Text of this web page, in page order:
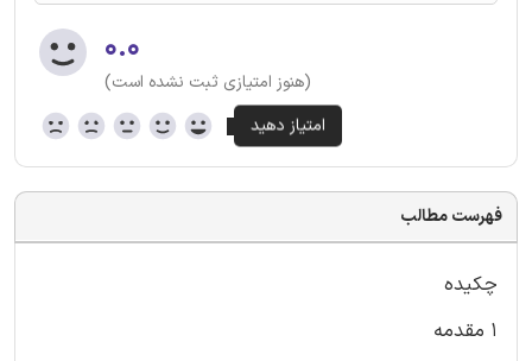
۰.۰
(هنوز امتیازی ثبت نشده است)
فهرست مطالب
چکیده
1 مقدمه